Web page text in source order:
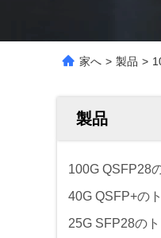
家へ > 製品 >
製品
100G QSFP28
40G QSFP+の
25G SFP28の